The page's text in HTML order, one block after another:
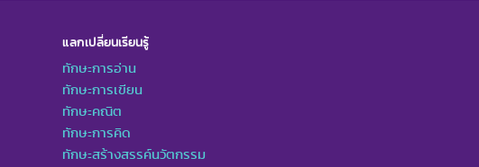
แลกเปลี่ยนเรียนรู้
ทักษะการอ่าน
ทักษะการเขียน
ทักษะคณิต
ทักษะการคิด
ทักษะสร้างสรรค์นวัตกรรม